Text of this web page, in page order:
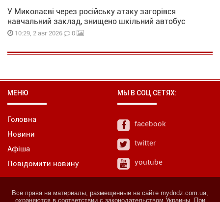
У Миколаєві через російську атаку загорівся
навчальний заклад, знищено шкільний автобус
10:29, 2 авг 2026 0
МЕНЮ
Головна
Новини
Афіша
Повідомити новину
МЫ В СОЦ СЕТЯХ:
facebook
twitter
youtube
Все права на материалы, размещенные на сайте mydndz.com.ua,
охраняются в соответствии с законодательством Украины. При